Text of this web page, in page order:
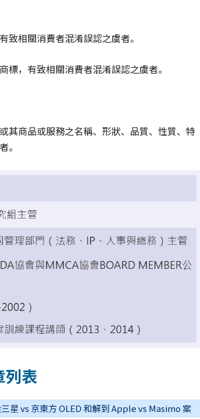
相關消費者混淆誤認之虞者。
，有致相關消費者混淆誤認之虞者。
其商品或服務之名稱、形狀、品質、性質、特
。
列表
星 vs 京東方 OLED 和解到 Apple vs Masimo 案